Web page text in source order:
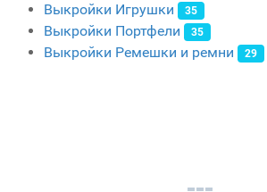
Выкройки Игрушки 35
Выкройки Портфели 35
Выкройки Ремешки и ремни 29